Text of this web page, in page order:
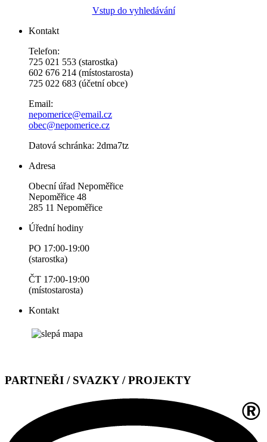
Vstup do vyhledávání
Kontakt
Telefon:
725 021 553 (starostka)
602 676 214 (místostarosta)
725 022 683 (účetní obce)
Email:
nepomerice@email.cz
obec@nepomerice.cz
Datová schránka: 2dma7tz
Adresa
Obecní úřad Nepoměřice
Nepoměřice 48
285 11 Nepoměřice
Úřední hodiny
PO 17:00-19:00
(starostka)
ČT 17:00-19:00
(místostarosta)
Kontakt
PARTNEŘI / SVAZKY / PROJEKTY